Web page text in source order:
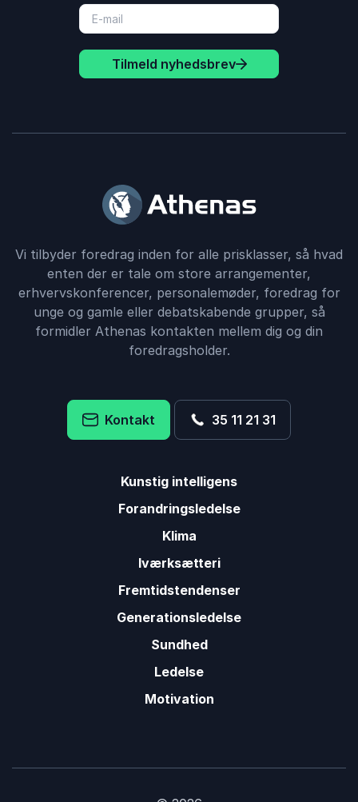
Tilmeld nyhedsbrev
Vi tilbyder foredrag inden for alle prisklasser, så hvad
enten der er tale om store arrangementer,
erhvervskonferencer, personalemøder, foredrag for
unge og gamle eller debatskabende grupper, så
formidler Athenas kontakten mellem dig og din
foredragsholder.
Kontakt 35 11 21 31
Kunstig intelligens
Forandringsledelse
Klima
Iværksætteri
Fremtidstendenser
Generationsledelse
Sundhed
Ledelse
Motivation